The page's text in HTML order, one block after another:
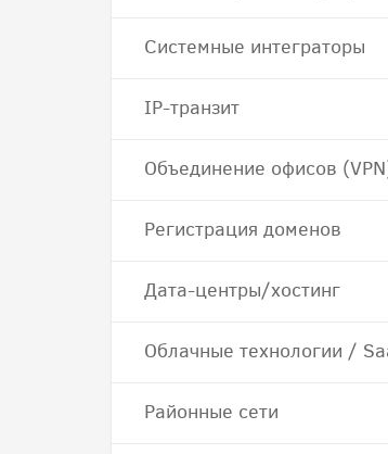
Системные интеграторы
IP-транзит
Объединение офисов
Регистрация доменов
Дата-центры/хостинг
Облачные технологии /
Районные сети